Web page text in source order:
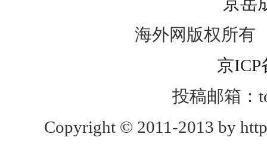
海外网版权所有
京ICP
投稿邮箱：
Copyright © 2011-2013 by